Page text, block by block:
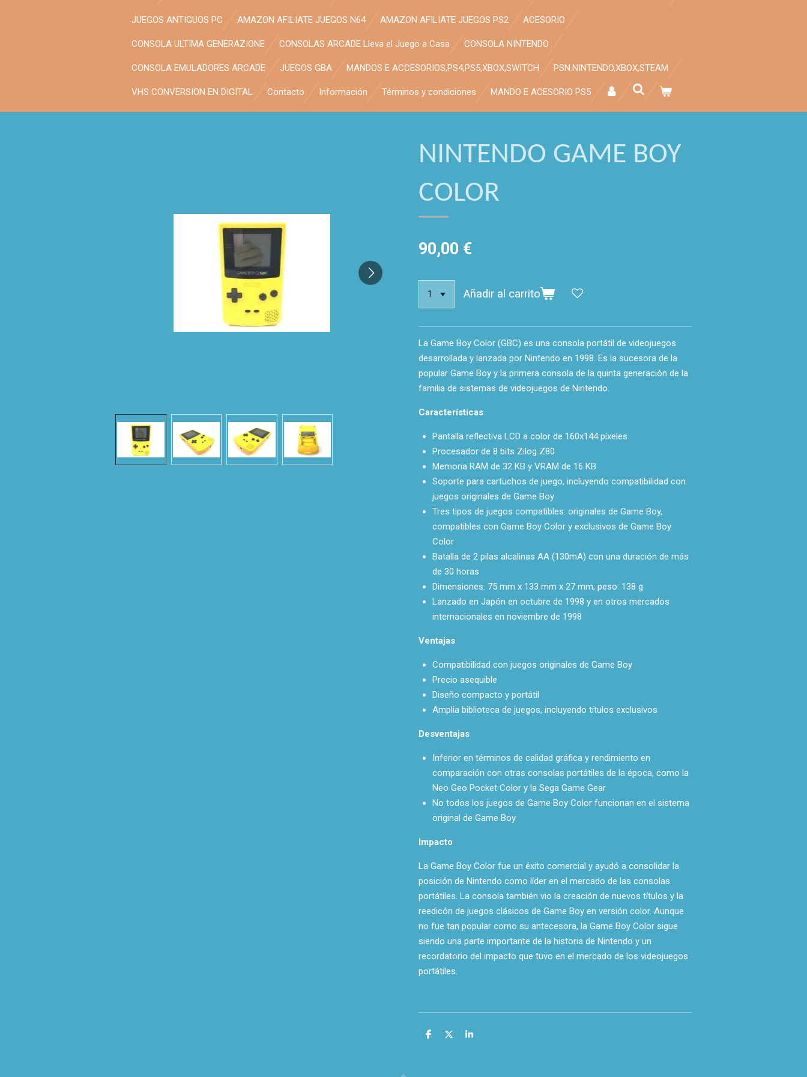
JUEGOS ANTIGUOS PC AMAZON AFILIATE JUEGOS N64 AMAZON AFILIATE JUEGOS PS2 ACESORIO
CONSOLA ULTIMA GENERAZIONE CONSOLAS ARCADE Lleva el Juego a Casa CONSOLA NINTENDO
CONSOLA EMULADORES ARCADE JUEGOS GBA MANDOS E ACCESORIOS,PS4,PS5,XBOX,SWITCH PSN.NINTENDO,XBOX,STEAM
VHS CONVERSION EN DIGITAL Contacto Información Términos y condiciones MANDO E ACESORIO PS5
NINTENDO GAME BOY
COLOR
90,00 €
Añadir al carrito
La Game Boy Color (GBC) es una consola portátil de videojuegos
desarrollada y lanzada por Nintendo en 1998. Es la sucesora de la
popular Game Boy y la primera consola de la quinta generación de la
familia de sistemas de videojuegos de Nintendo.
Características
Pantalla reflectiva LCD a color de 160x144 píxeles
Procesador de 8 bits Zilog Z80
Memoria RAM de 32 KB y VRAM de 16 KB
Soporte para cartuchos de juego, incluyendo compatibilidad con
juegos originales de Game Boy
Tres tipos de juegos compatibles: originales de Game Boy,
compatibles con Game Boy Color y exclusivos de Game Boy
Color
Batalla de 2 pilas alcalinas AA (130mA) con una duración de más
de 30 horas
Dimensiones: 75 mm x 133 mm x 27 mm, peso: 138 g
Lanzado en Japón en octubre de 1998 y en otros mercados
internacionales en noviembre de 1998
Ventajas
Compatibilidad con juegos originales de Game Boy
Precio asequible
Diseño compacto y portátil
Amplia biblioteca de juegos, incluyendo títulos exclusivos
Desventajas
Inferior en términos de calidad gráfica y rendimiento en
comparación con otras consolas portátiles de la época, como la
Neo Geo Pocket Color y la Sega Game Gear
No todos los juegos de Game Boy Color funcionan en el sistema
original de Game Boy
Impacto
La Game Boy Color fue un éxito comercial y ayudó a consolidar la
posición de Nintendo como líder en el mercado de las consolas
portátiles. La consola también vio la creación de nuevos títulos y la
reedicón de juegos clásicos de Game Boy en versión color. Aunque
no fue tan popular como su antecesora, la Game Boy Color sigue
siendo una parte importante de la historia de Nintendo y un
recordatorio del impacto que tuvo en el mercado de los videojuegos
portátiles.
C
C
C